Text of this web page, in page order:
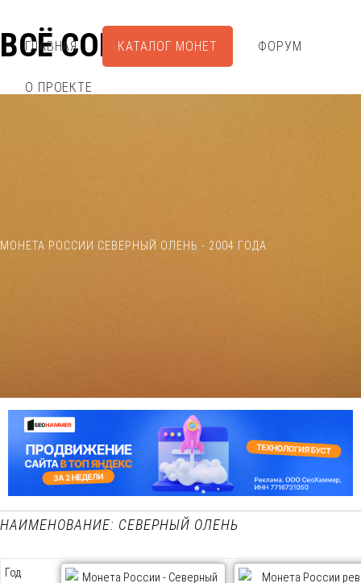
ВСЁ СОБРАЛ
ГЛАВНАЯ КАТАЛОГ МОНЕТ ФОРУМ
О ПРОЕКТЕ
МОНЕТА РОССИИ СЕВЕРНЫЙ ОЛЕНЬ - 2004 ГОДА
НАИМЕНОВАНИЕ: СЕВЕРНЫЙ ОЛЕНЬ
Год